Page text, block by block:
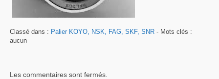
Classé dans : Palier KOYO, NSK, FAG, SKF, SNR - Mots clés :
aucun
Les commentaires sont fermés.